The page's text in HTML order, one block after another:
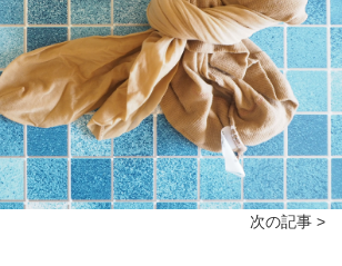
次の記事 >